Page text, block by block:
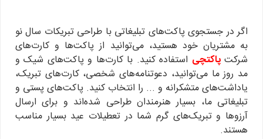
اگر در جستجوی پاکت‌های تبلیغاتی با طراحی تبریکات سال نو
به مشتریان خود هستید، می‌توانید از پاکت‌ها و کارت‌های
شرکتپاکتچی استفاده کنید. با کارت‌ها و پاکت‌های شیک و
مد روز ما می‌توانید، دعوتنامه‌های شخصی، کارت‌های تبریک،
یاداشت‌های متشکرانه و ... را انتخاب کنید. پاکت‌های پستی و
تبلیغاتی ما، بسیار هنرمندان طراحی شده‌اند و برای ارسال
آرزوها و تبریک‌های گرم شما در تعطیلات عید بسیار مناسب
هستند.